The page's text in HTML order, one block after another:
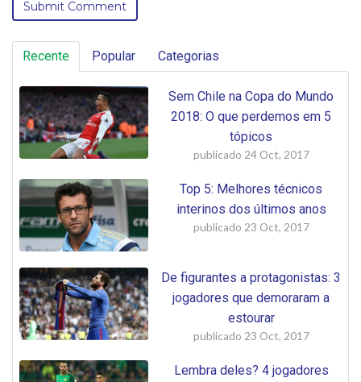
Recente Popular Categorias
Sem Chile na Copa do Mundo
2018: O que perdemos em 5
tópicos
publicado 24 Oct, 2017
Top 5: Melhores técnicos
interinos dos últimos anos
publicado 23 Oct, 2017
De figurantes a protagonistas: 3
jogadores que demoraram a
estourar
publicado 23 Oct, 2017
Lembra deles? 4 jogadores